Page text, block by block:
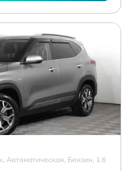
Автоматическая, Бензин, 1.6